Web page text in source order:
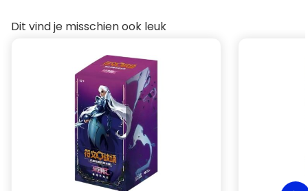
Dit vind je misschien ook leuk